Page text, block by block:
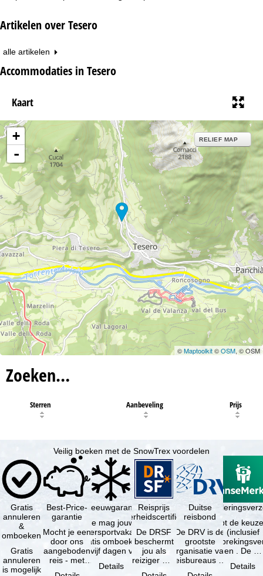
Artikelen over Tesero
alle artikelen
Accommodaties in Tesero
Kaart
+
-
RELIEF MAP
©Maptoolkit©OSM, © OSM
Zoeken…
Sterren Aanbeveling Prijs
Veilig boeken met de SnowTrex voordelen
Gratis
annuleren
&
omboeken
Gratis
annuleren
is mogelijk
Best-Price-
garantie
Mocht je een
door ons
aangeboden
reis - met
Sneeuwgarantie
Je mag jouw
wintersportvakantie
gratis omboeken
als vijf dagen voor
Details
Reisprijs
zekerheidscertificaat
De DRSF
beschermt
jou als
reiziger met
Duitse
reisbond
De DRV is de
grootste
organisatie van
reisbureaus en
Je hebt de
(inclusief
en . De …
Details